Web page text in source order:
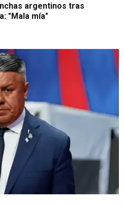
argentinos tras
"Mala mía"